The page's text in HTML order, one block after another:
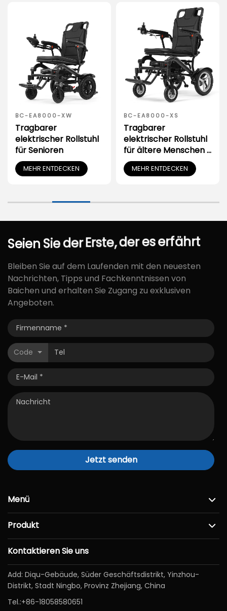
BC-EA8000-XW
Tragbarer
elektrischer Rollstuhl
für Senioren
MEHR ENTDECKEN
BC-EA8000-XS
Tragbarer
elektrischer Rollstuhl
für ältere Menschen |
Einfach zu falten und
zu transportieren für
MEHR ENTDECKEN
Seien SiederErste,dereserfährt
Bleiben Sie auf dem Laufenden mit den neuesten
Nachrichten, Tipps und Fachkenntnissen von
Baichen und erhalten Sie Zugang zu exklusiven
Angeboten.
Code
Jetzt senden
Menü
Produkt
Kontaktieren Sie uns
Add: Diqu-Gebäude, Süder Geschäftsdistrikt, Yinzhou-
Distrikt, Stadt Ningbo, Provinz Zhejiang, China
Tel.:+86-18058580651